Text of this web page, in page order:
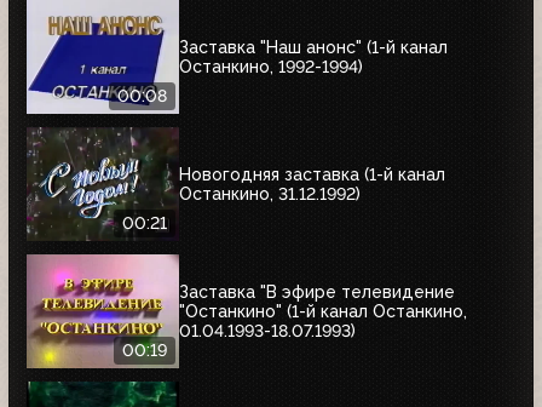
00:08
Заставка "Наш анонс" (1-й канал
Останкино, 1992-1994)
00:21
Новогодняя заставка (1-й канал
Останкино, 31.12.1992)
00:19
Заставка "В эфире телевидение
"Останкино" (1-й канал Останкино,
01.04.1993-18.07.1993)